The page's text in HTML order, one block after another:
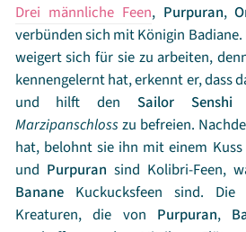
Drei männliche Feen, Purpuran,
verbünden sich mit Königin Badiane.
weigert sich für sie zu arbeiten,
kennengelernt hat, erkennt er, dass
und hilft denSailor Senshi
Marzipanschloss zu befreien.
hat, belohnt sie ihn mit einem Kuss
und Purpuran sind Kolibri-Feen,
BananeKuckucksfeen sind. Die
Kreaturen, die von Purpuran,